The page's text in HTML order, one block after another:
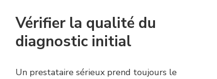
Vérifier la qualité du
diagnostic initial
Un prestataire sérieux prend toujours le